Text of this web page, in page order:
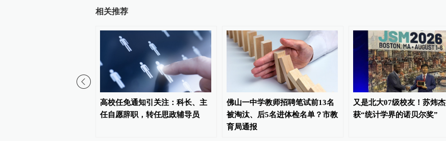
相关推荐
高校任免通知引关注：科长、主
任自愿辞职，转任思政辅导员
佛山一中学教师招聘笔试前13名
被淘汰、后5名进体检名单？市教
育局通报
又是北大07级校友！苏炜杰
获“统计学界的诺贝尔奖”